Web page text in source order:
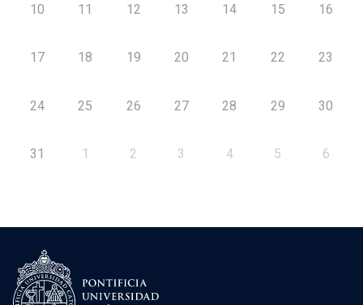
10 11 12 13 14 15 16
17 18 19 20 21 22 23
24 25 26 27 28 29 30
31 1 2 3 4 5 6